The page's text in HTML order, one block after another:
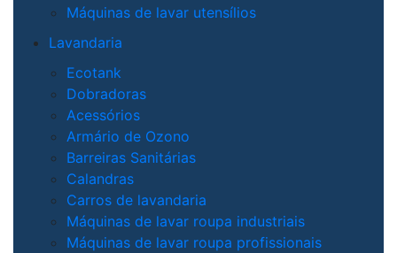
Máquinas de lavar utensílios
Lavandaria
Ecotank
Dobradoras
Acessórios
Armário de Ozono
Barreiras Sanitárias
Calandras
Carros de lavandaria
Máquinas de lavar roupa industriais
Máquinas de lavar roupa profissionais